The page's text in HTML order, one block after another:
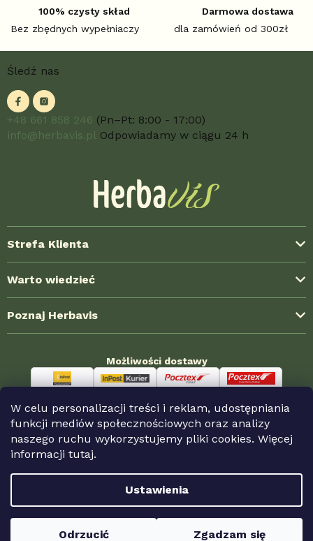
W celu personalizacji treści i reklam, udostępniania
funkcji mediów społecznościowych oraz analizy
naszego ruchu wykorzystujemy pliki cookies. Więcej
informacji tutaj.
Ustawienia
Odrzucić Zgadzam się
100% czysty skład
Bez zbędnych wypełniaczy
Darmowa dostawa
dla zamówień od 300zł
p
Śledź nas
+48 661 858 246 (Pn–Pt: 8:00 - 17:00)
info@herbavis.pl Odpowiadamy w ciągu 24 h
Strefa Klienta
Dostawa i koszty wysyłki
Formy płatności
Jak kupować?
Polityka prywatności
Reklamacja i zwroty
Odstąpienie od umowy
Warto wiedzieć
Blog ze świata ziół
Najczęstsze pytania (FAQ)
Doświadczenia klientów
Współpraca hurtowa
Poznaj Herbavis
Kontakt
Możliwości dostawy
Możliwości płatności
Herbavis.pl. Wszystkie prawa
zastrzeżone.